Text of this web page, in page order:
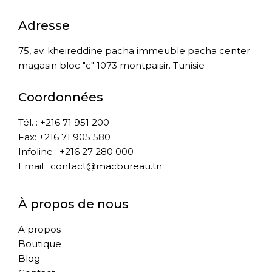
Adresse
75, av. kheireddine pacha immeuble pacha center
magasin bloc "c" 1073 montpaisir. Tunisie
Coordonnées
Tél. : +216 71 951 200
Fax: +216 71 905 580
Infoline : +216 27 280 000
Email : contact@macbureau.tn
À propos de nous
A propos
Boutique
Blog